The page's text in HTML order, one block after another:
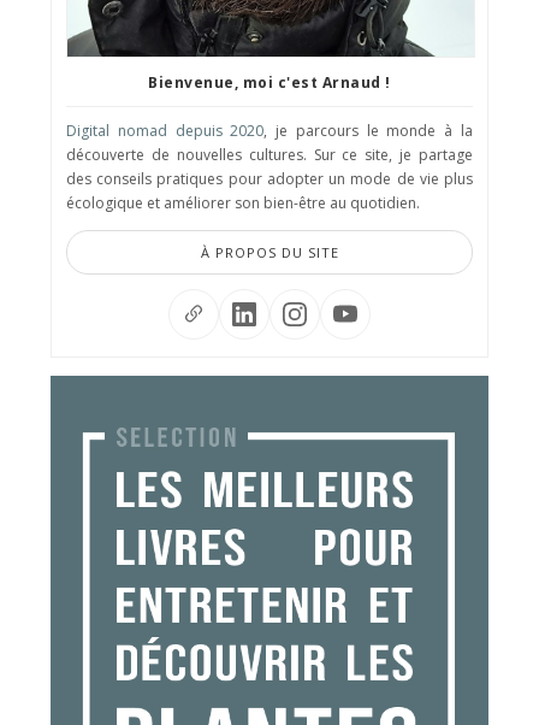
Bienvenue, moi c'est Arnaud !
Digital nomad depuis 2020, je parcours le monde à la
découverte de nouvelles cultures. Sur ce site, je partage
des conseils pratiques pour adopter un mode de vie plus
écologique et améliorer son bien-être au quotidien.
À PROPOS DU SITE